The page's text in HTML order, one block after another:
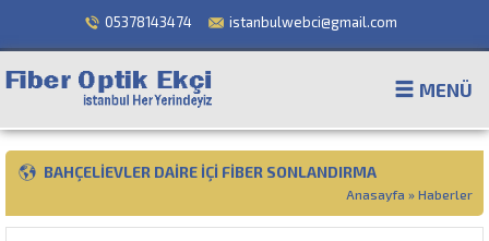
05378143474 istanbulwebci@gmail.com
MENÜ
BAHÇELIEVLER DAIRE İÇI FIBER SONLANDIRMA
Anasayfa » Haberler